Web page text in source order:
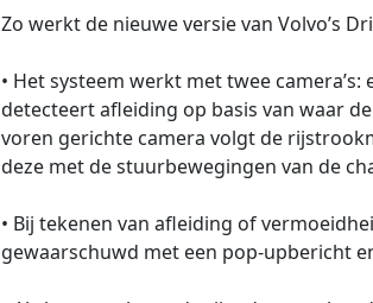
Zo werkt de nieuwe versie van Volvo’s
• Het systeem werkt met twee
detecteert afleiding op basis van waar
voren gerichte camera volgt de
deze met de stuurbewegingen van de
• Bij tekenen van afleiding of
gewaarschuwd met een pop-upbericht